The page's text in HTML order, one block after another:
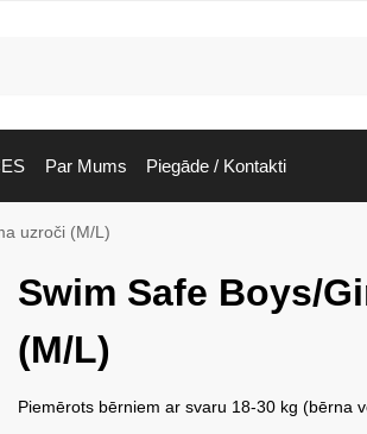
Par Mums Piegāde / Kontakti
uzroči (M/L)
Swim Safe Boys/
(M/L)
Piemērots bērniem ar svaru 18-30 kg (bērna